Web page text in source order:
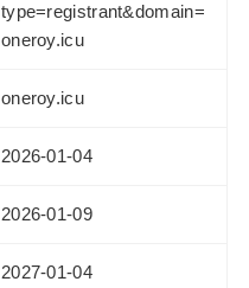
type=registrant&domain=
oneroy.icu
oneroy.icu
2026-01-04
2026-01-09
2027-01-04